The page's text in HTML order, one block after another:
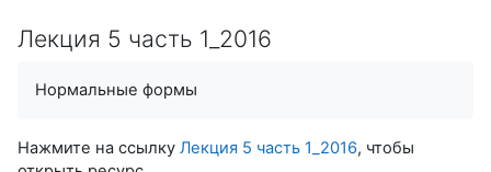
Лекция 5 часть 1_2016
Нормальные формы
Нажмите на ссылку Лекция 5 часть 1_2016, чтобы